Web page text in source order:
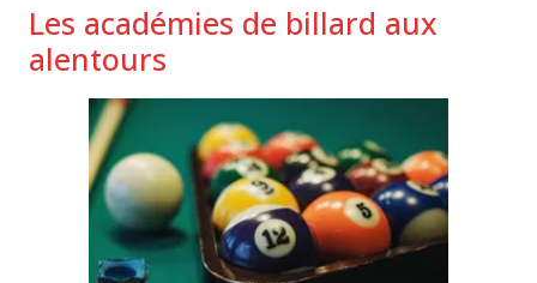
Les académies de billard aux
alentours